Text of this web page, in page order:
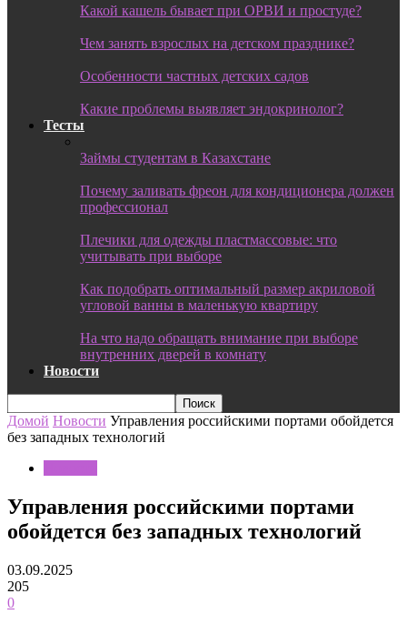
Какой кашель бывает при ОРВИ и простуде?
Чем занять взрослых на детском празднике?
Особенности частных детских садов
Какие проблемы выявляет эндокринолог?
Тесты
Займы студентам в Казахстане
Почему заливать фреон для кондиционера должен
профессионал
Плечики для одежды пластмассовые: что
учитывать при выборе
Как подобрать оптимальный размер акриловой
угловой ванны в маленькую квартиру
На что надо обращать внимание при выборе
внутренних дверей в комнату
Новости
Домой Новости Управления российскими портами обойдется
без западных технологий
Управления российскими портами
обойдется без западных технологий
03.09.2025
205
0